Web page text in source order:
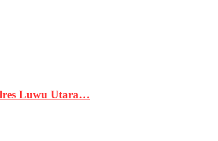
Luwu Utara…